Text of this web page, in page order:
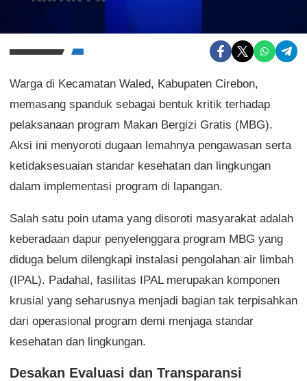
Warga di Kecamatan Waled, Kabupaten Cirebon,
memasang spanduk sebagai bentuk kritik terhadap
pelaksanaan program Makan Bergizi Gratis (MBG).
Aksi ini menyoroti dugaan lemahnya pengawasan serta
ketidaksesuaian standar kesehatan dan lingkungan
dalam implementasi program di lapangan.
Salah satu poin utama yang disoroti masyarakat adalah
keberadaan dapur penyelenggara program MBG yang
diduga belum dilengkapi instalasi pengolahan air limbah
(IPAL). Padahal, fasilitas IPAL merupakan komponen
krusial yang seharusnya menjadi bagian tak terpisahkan
dari operasional program demi menjaga standar
kesehatan dan lingkungan.
Desakan Evaluasi dan Transparansi